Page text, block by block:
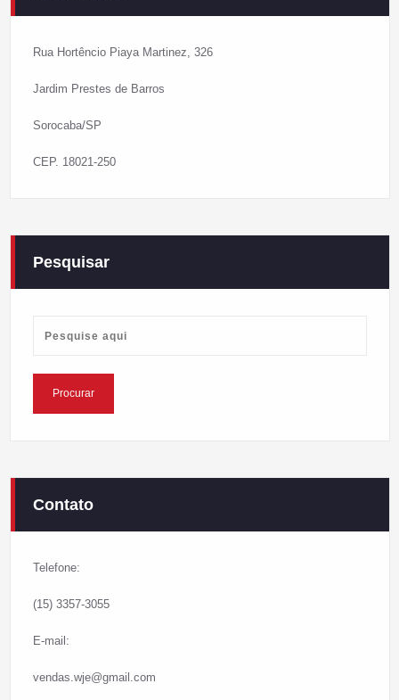
Rua Hortêncio Piaya Martinez, 326
Jardim Prestes de Barros
Sorocaba/SP
CEP. 18021-250
Pesquisar
Contato
Telefone:
(15) 3357-3055
E-mail:
vendas.wje@gmail.com